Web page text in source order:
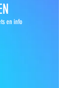
en info